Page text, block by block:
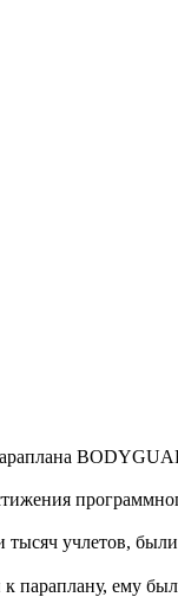
учлетов,
параплану, ему